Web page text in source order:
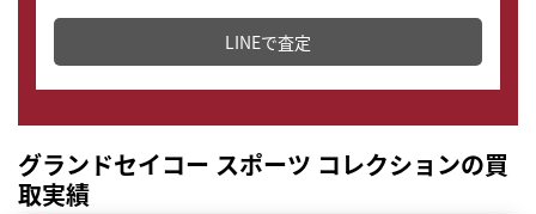
どこからでもすぐに査定金額を知ることが出来ます。
LINEで査定
グランドセイコー スポーツ コレクションの買
取実績